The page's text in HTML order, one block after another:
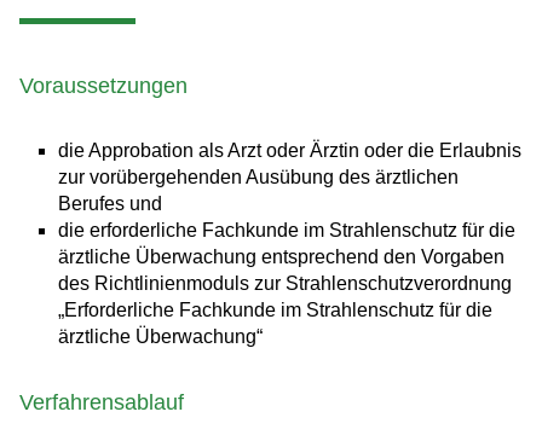
Voraussetzungen
die Approbation als Arzt oder Ärztin oder die Erlaubnis
zur vorübergehenden Ausübung des ärztlichen
Berufes und
die erforderliche Fachkunde im Strahlenschutz für die
ärztliche Überwachung entsprechend den Vorgaben
des Richtlinienmoduls zur Strahlenschutzverordnung
„Erforderliche Fachkunde im Strahlenschutz für die
ärztliche Überwachung“
Verfahrensablauf